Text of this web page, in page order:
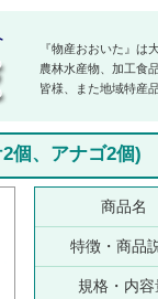
『物産おおいた』は
農林水産物、加工食
皆様、また地域特産
個、アナゴ2個)
商品名
特徴・商品
規格・内容